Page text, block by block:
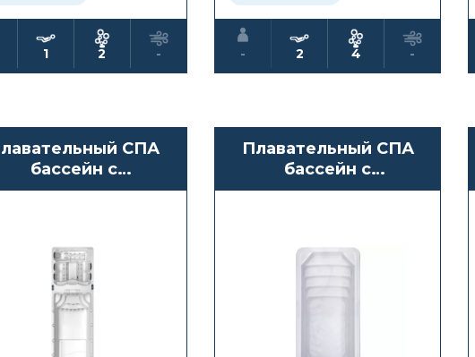
1 2 - - 2 4 -
СПА
бассейн с
противотоком
Плавательный СПА
бассейн с
противотоком